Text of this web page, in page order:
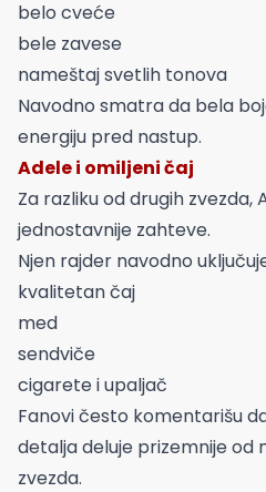
belo cveće
bele zavese
nameštaj svetlih tonova
Navodno smatra da bela
energiju pred nastup.
Adele i omiljeni čaj
Za razliku od drugih zvezda,
jednostavnije zahteve.
Njen rajder navodno
kvalitetan čaj
med
sendviče
cigarete i upaljač
Fanovi često komentarišu
detalja deluje prizemnije od
zvezda.